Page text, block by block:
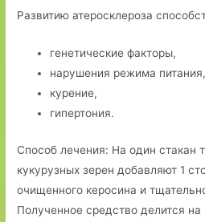
Развитию атеросклероза
генетические факторы,
нарушения режима питания,
курение,
гипертония.
Способ лечения: На один стакан
кукурузных зерен добавляют 1
очищенного керосина и
Полученное средство делится